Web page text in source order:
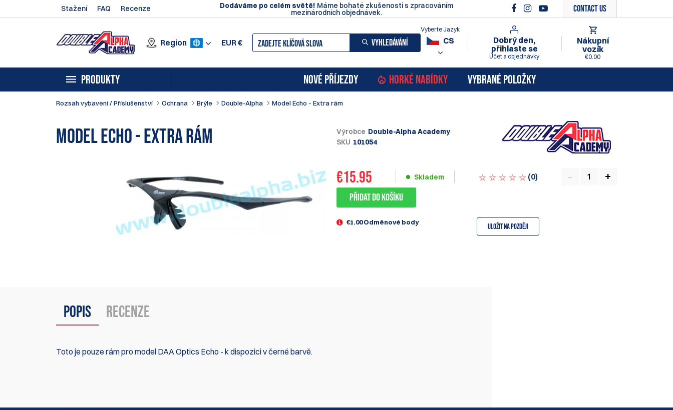
Stažení FAQ Recenze Dodáváme po celém světě! Máme bohaté zkušenosti s zpracováním
mezinárodních objednávek. Contact Us
Region EUR€ VYHLEDÁVÁNÍ CS
Vyberte Jazyk
Dobrý den,
přihlaste se
Účet a objednávky
Nákupní
vozík
€0.00
PRODUKTY NOVÉ PŘÍJEZDY HORKÉ NABÍDKY VYBRANÉ POLOŽKY
Rozsah vybavení / Příslušenství Ochrana Brýle Double-Alpha Model Echo - Extra rám
Model Echo - Extra rám Výrobce Double-Alpha Academy
SKU 101054
€15.95 Skladem (0)
Přidat do košíku
€1.00 Odměnové body Uložit na později
Popis Recenze
Toto je pouze rám pro model DAA Optics Echo - k dispozici v černé barvě.